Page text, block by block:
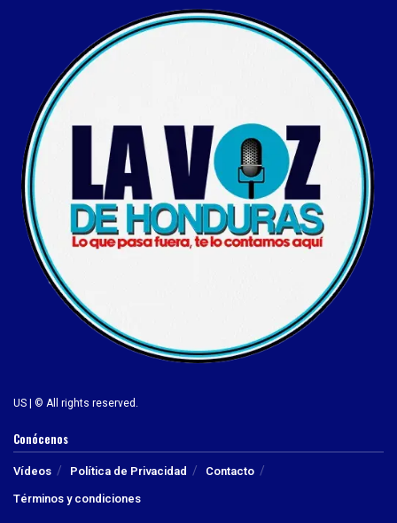
US | © All rights reserved.
Conócenos
Vídeos Política de Privacidad
Contacto
Términos y condiciones